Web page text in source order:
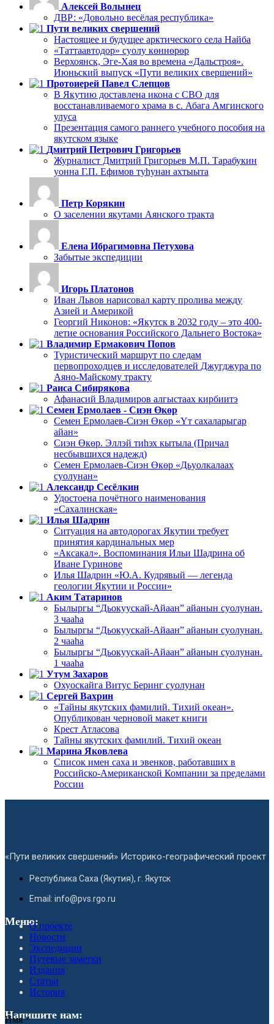
Алексей Волынец
ДВР: «Довольно весёлая республика»
Пути великих свершений
Настоящее и будущее арктического села Найба
«Таттаавтодор» суолу көннөрөр
Верхоянск, Эге-Хая во времена «Дальстроя».
Июньский выпуск «Пути великих свершений»
Протоиерей Павел Слепцов
В Якутию доставлена икона с СВО для
восстанавливаемого храма в с. Абага Амгинского
улуса
Презентация самого раннего учебного пособия на
якутском языке
Дмитрий Петрович Григорьев
Журналист Дмитрий Григорьев М.П. Тарабукин
уонна Г.П. Ефимов туһунан ахтыыта
Петр Корякин
О заселении якутами Аянского тракта
Елена Ибрагимовна Петухова
Забытые экспедиции
Игорь Платонов
Иван Львов нарисовал карту пролива между
Азией и Америкой
Георгий Никонов: «Якутск в 2032 году – это 400-
летие основания Российского Дальнего Востока»
Владимир Ермакович Попов
Туристический маршрут по следам
первопроходцев и исследователей Джугджура по
Аяно-Майскому тракту
Раиса Сибирякова
Афанасий Владимиров алгыстаах кирбиитэ
Семен Ермолаев - Сиэн Өкөр
Семен Ермолаев-Сиэн Өкөр «Үт сахаларыгар
айан»
Сиэн Өкөр. Эллэй тиһэх кытыла (Причал
несбывшихся надежд)
Семен Ермолаев-Сиэн Өкөр «Дьуолкалаах
суолунан»
Александр Сесёлкин
Удостоена почётного наименования
«Сахалинская»
Илья Шадрин
Ситуация на автодорогах Якутии требует
принятия кардинальных мер
«Аксакал». Воспоминания Ильи Шадрина об
Иване Гуринове
Илья Шадрин «Ю.А. Кудрявый — легенда
геологии Якутии и России»
Аким Татаринов
Былыргы “Дьокуускай-Айаан” айанын суолунан.
3 чааһа
Былыргы “Дьокуускай-Айаан” айанын суолунан.
2 чааһа
Былыргы “Дьокуускай-Айаан” айанын суолунан.
1 чааһа
Утум Захаров
Охуоскайга Витус Беринг суолунан
Сергей Вахрин
«Тайны якутских фамилий. Тихий океан».
Опубликован черновой макет книги
Крест Атласова
Тайны якутских фамилий. Тихий океан
Марина Яковлева
Список имен саха и эвенков, работавших в
Российско-Американской Компании за пределами
России
«Пути великих свершений» Историко-географический проект
Республика Саха (Якутия), г. Якутск
Email: info@pvs.rgo.ru
Меню:О проекте
Новости
Экспедиции
Путевые заметки
Издания
Статьи
История
Напишите нам:
Имя*